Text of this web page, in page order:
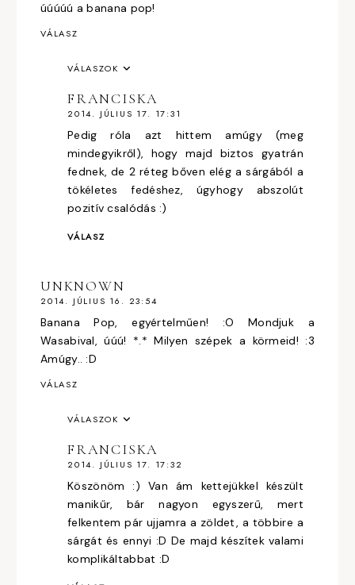
úúúúú a banana pop!
VÁLASZ
VÁLASZOK
FRANCISKA
2014. JÚLIUS 17. 17:31
Pedig róla azt hittem amúgy (meg
mindegyikről), hogy majd biztos gyatrán
fednek, de 2 réteg bőven elég a sárgából a
tökéletes fedéshez, úgyhogy abszolút
pozitív csalódás :)
VÁLASZ
UNKNOWN
2014. JÚLIUS 16. 23:54
Banana Pop, egyértelműen! :O Mondjuk a
Wasabival, úúú! *.* Milyen szépek a körmeid! :3
Amúgy.. :D
VÁLASZ
VÁLASZOK
FRANCISKA
2014. JÚLIUS 17. 17:32
Köszönöm :) Van ám kettejükkel készült
manikűr, bár nagyon egyszerű, mert
felkentem pár ujjamra a zöldet, a többire a
sárgát és ennyi :D De majd készítek valami
komplikáltabbat :D